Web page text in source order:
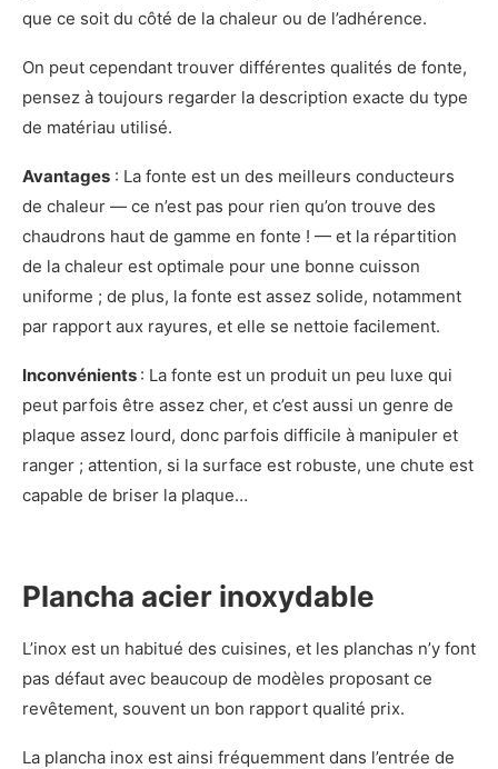
que ce soit du côté de la chaleur ou de l’adhérence.
On peut cependant trouver différentes qualités de fonte,
pensez à toujours regarder la description exacte du type
de matériau utilisé.
Avantages : La fonte est un des meilleurs conducteurs
de chaleur — ce n’est pas pour rien qu’on trouve des
chaudrons haut de gamme en fonte ! — et la répartition
de la chaleur est optimale pour une bonne cuisson
uniforme ; de plus, la fonte est assez solide, notamment
par rapport aux rayures, et elle se nettoie facilement.
Inconvénients : La fonte est un produit un peu luxe qui
peut parfois être assez cher, et c’est aussi un genre de
plaque assez lourd, donc parfois difficile à manipuler et
ranger ; attention, si la surface est robuste, une chute est
capable de briser la plaque…
Plancha acier inoxydable
L’inox est un habitué des cuisines, et les planchas n’y font
pas défaut avec beaucoup de modèles proposant ce
revêtement, souvent un bon rapport qualité prix.
La plancha inox est ainsi fréquemment dans l’entrée de